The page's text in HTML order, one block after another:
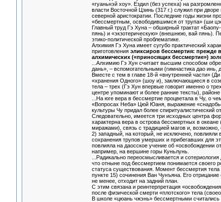
«гуаньнэй хоу». Ездил (без успеха) на
власти Восточной Цзинь (317 г.) служил при
северной аристократии. Последние годы жизни
«бессмертным, освободившимся от трупа» (ши
Главный труд Гэ Хуна – обширный трактат
пянь) и «экзотерическую» (внешнюю, вай пянь).
этико-политической проблематике.
Алхимия Гэ Хуна имеет сугубо практический
приготовления эликсиров бессмертия: прежде
алхимических («приносящих бессмертие»)
...Алхимию Гэ Хун считает высшим способом
дань», – вспомогательными (гимнастика дао
Вместе с тем в главе 18-й «внутренней части»
«хранения Одного» (шоу и), заключающиеся в
тела – трех (Гэ Хун впервые говорит именно о
центре упоминают и более ранние тексты), районе
...На юге вера в бессмертие процветала в Чу, о
«Вопросах Неба» Цюй Юаня, выражение
культуры Чу придал более спиритуалистический
Следовательно, имеется три исходных центра
характерна вера в острова бессмертных в
миражами), связь с традицией магов и,
2) западный, на который, не исключено,
сохранения трупов умерших и прибегавших для
повлияла на даосское учение об «освобождении
например, на вершине горы Куньлунь.
...Радикально переосмысливается и
что отныне под бессмертием понимается своего
статуса существования. Момент бессмертия
пункте 15) сочинения Ван Чунъяна. Его
не менее, отходит на задний план.
С этим связана и реинтерпретация
после физической смерти «плотского» тела
В школе «цюань чжэнь» бессмертными